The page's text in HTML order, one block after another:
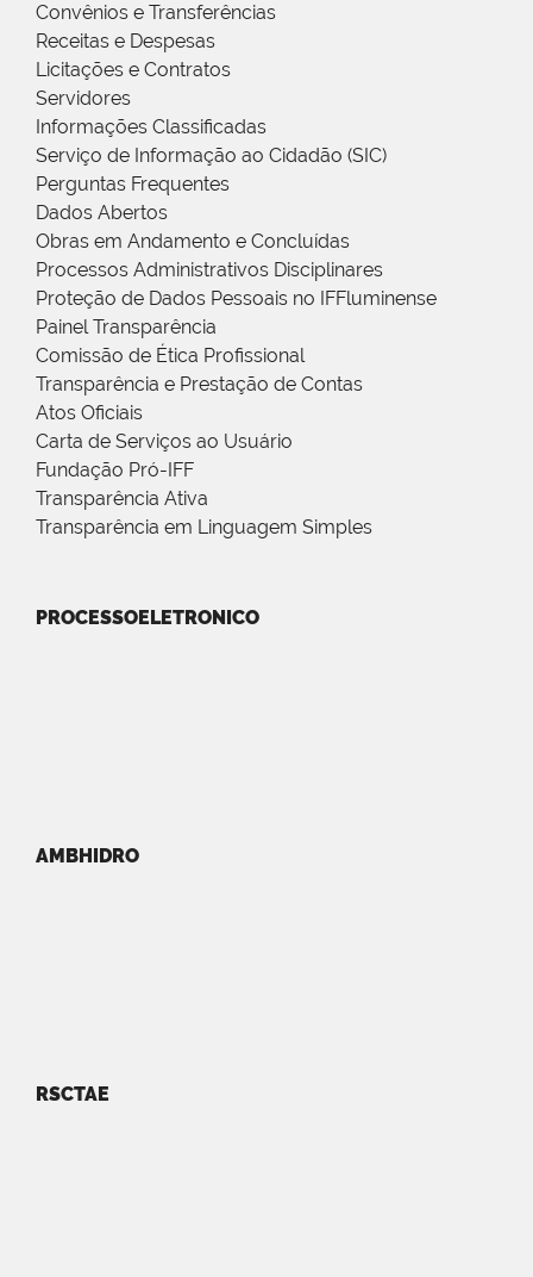
Convênios e Transferências
Receitas e Despesas
Licitações e Contratos
Servidores
Informações Classificadas
Serviço de Informação ao Cidadão (SIC)
Perguntas Frequentes
Dados Abertos
Obras em Andamento e Concluídas
Processos Administrativos Disciplinares
Proteção de Dados Pessoais no IFFluminense
Painel Transparência
Comissão de Ética Profissional
Transparência e Prestação de Contas
Atos Oficiais
Carta de Serviços ao Usuário
Fundação Pró-IFF
Transparência Ativa
Transparência em Linguagem Simples
PROCESSOELETRONICO
AMBHIDRO
RSCTAE